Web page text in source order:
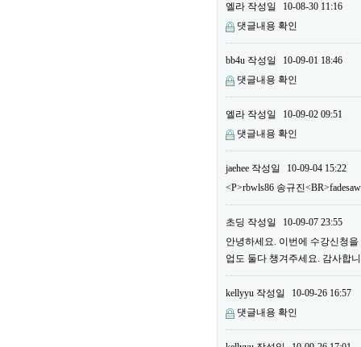
엘라 작성일
10-08-30 11:16
댓글내용 확인
bb4u 작성일
10-09-01 18:46
댓글내용 확인
엘라 작성일
10-09-02 09:51
댓글내용 확인
jaehee 작성일
10-09-04 15:22
<P>rbwls86 송규진
초딩 작성일
10-09-07 23:55
안녕하세요. 이번에 수강신청
업도 둘다 챙겨주세요. 감사합
kellyyu 작성일
10-09-26 16:57
댓글내용 확인